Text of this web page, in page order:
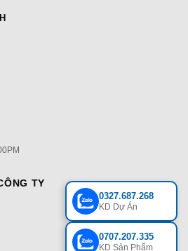
TY
0327.687.268
KD Dự Án
0707.207.335
KD Sản Phẩm